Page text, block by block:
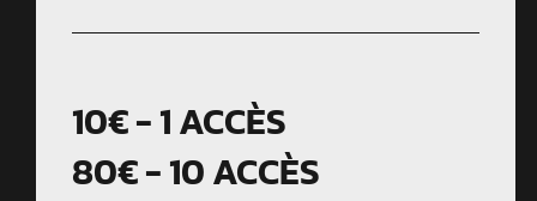
10€ - 1 ACCÈS
80€ - 10 ACCÈS